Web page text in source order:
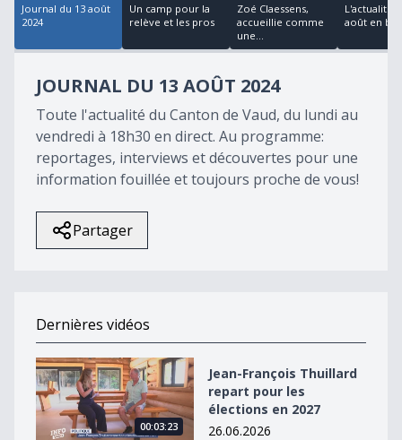
Journal du 13 août
2024
Un camp pour la
relève et les pros
Zoé Claessens,
accueillie comme
une...
L'actualité
août en
JOURNAL DU 13 AOÛT 2024
Toute l'actualité du Canton de Vaud, du lundi au
vendredi à 18h30 en direct. Au programme:
reportages, interviews et découvertes pour une
information fouillée et toujours proche de vous!
Partager
Dernières vidéos
Jean-François Thuillard repart pour les élections en
00:03:23
Jean-François Thuillard
repart pour les
élections en 2027
26.06.2026